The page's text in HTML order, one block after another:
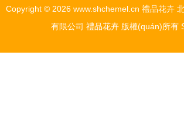
Copyright © 2026 www.shchemel.cn 禮品花卉
有限公司 禮品花卉 版權(quán)所有